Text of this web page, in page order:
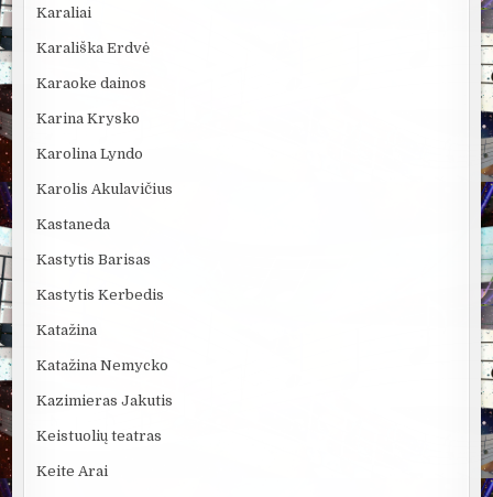
Karaliai
Karališka Erdvė
Karaoke dainos
Karina Krysko
Karolina Lyndo
Karolis Akulavičius
Kastaneda
Kastytis Barisas
Kastytis Kerbedis
Katažina
Katažina Nemycko
Kazimieras Jakutis
Keistuolių teatras
Keite Arai